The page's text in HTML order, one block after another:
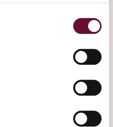
Où désirez-vous partir
Racontez-nous plus
en détail votre projet,
recontactera ensuite